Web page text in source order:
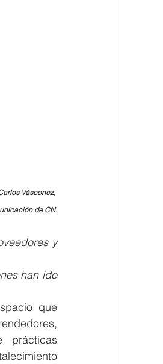
Vásconez,
de CN.
y
han ido
que
prácticas